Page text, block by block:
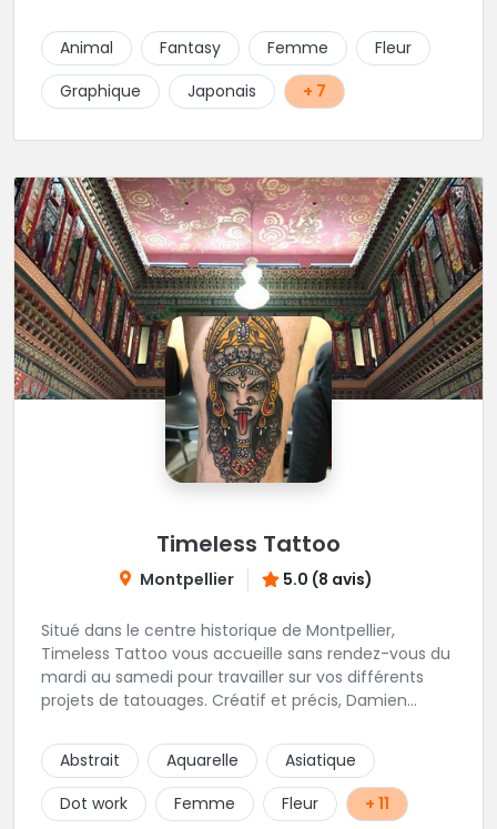
Animal
Fantasy Femme
Fleur
Graphique
Japonais + 7
Timeless Tattoo
Montpellier 5.0 (8 avis)
Situé dans le centre historique de Montpellier,
Timeless Tattoo vous accueille sans rendez-vous du
mardi au samedi pour travailler sur vos différents
projets de tatouages. Créatif et précis, Damien
sans failles. Spécialisé dans le tatouage traditionnel,
old school, mais également à l'aise dans la
réalisation de pièces de styles différents : Dotwork,
Japonais, Graphique, mandala .. N'hésitez pas à le
Abstrait Aquarelle
Asiatique
Dot work
Femme Fleur + 11